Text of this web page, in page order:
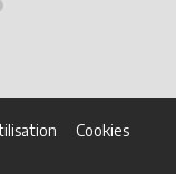
Cookies